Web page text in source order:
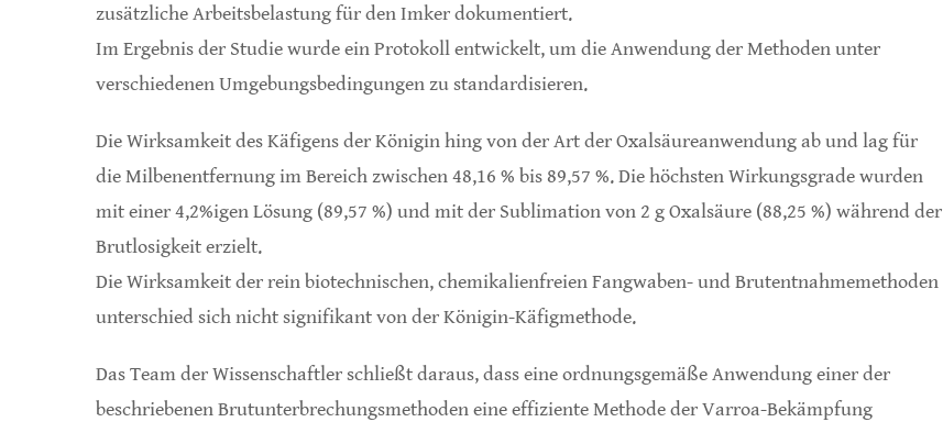
zusätzliche Arbeitsbelastung für den Imker dokumentiert.
Im Ergebnis der Studie wurde ein Protokoll entwickelt, um die Anwendung der Methoden unter
verschiedenen Umgebungsbedingungen zu standardisieren.
Die Wirksamkeit des Käfigens der Königin hing von der Art der Oxalsäureanwendung ab und lag für
die Milbenentfernung im Bereich zwischen 48,16 % bis 89,57 %. Die höchsten Wirkungsgrade wurden
mit einer 4,2%igen Lösung (89,57 %) und mit der Sublimation von 2 g Oxalsäure (88,25 %) während der
Brutlosigkeit erzielt.
Die Wirksamkeit der rein biotechnischen, chemikalienfreien Fangwaben- und Brutentnahmemethoden
unterschied sich nicht signifikant von der Königin-Käfigmethode.
Das Team der Wissenschaftler schließt daraus, dass eine ordnungsgemäße Anwendung einer der
beschriebenen Brutunterbrechungsmethoden eine effiziente Methode der Varroa-Bekämpfung